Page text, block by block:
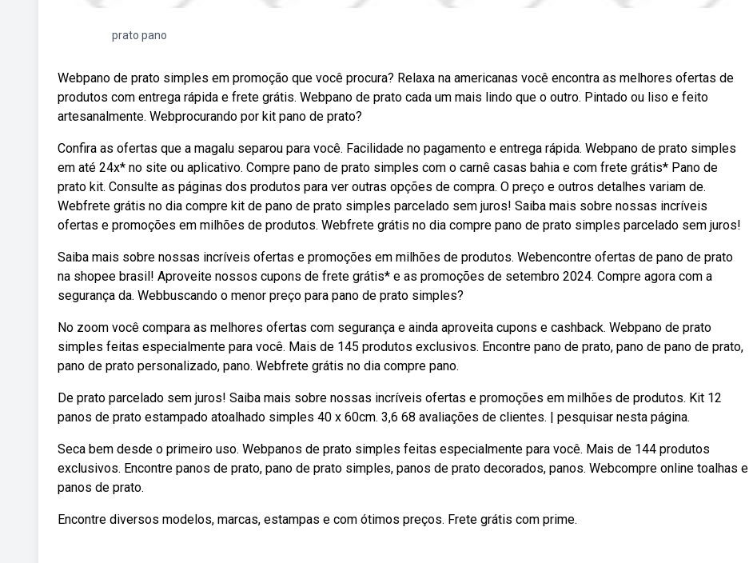
prato pano
Webpano de prato simples em promoção que você procura? Relaxa na americanas você encontra as melhores ofertas de
produtos com entrega rápida e frete grátis. Webpano de prato cada um mais lindo que o outro. Pintado ou liso e feito
artesanalmente. Webprocurando por kit pano de prato?
Confira as ofertas que a magalu separou para você. Facilidade no pagamento e entrega rápida. Webpano de prato simples
em até 24x* no site ou aplicativo. Compre pano de prato simples com o carnê casas bahia e com frete grátis* Pano de
prato kit. Consulte as páginas dos produtos para ver outras opções de compra. O preço e outros detalhes variam de.
Webfrete grátis no dia compre kit de pano de prato simples parcelado sem juros! Saiba mais sobre nossas incríveis
ofertas e promoções em milhões de produtos. Webfrete grátis no dia compre pano de prato simples parcelado sem juros!
Saiba mais sobre nossas incríveis ofertas e promoções em milhões de produtos. Webencontre ofertas de pano de prato
na shopee brasil! Aproveite nossos cupons de frete grátis* e as promoções de setembro 2024. Compre agora com a
segurança da. Webbuscando o menor preço para pano de prato simples?
No zoom você compara as melhores ofertas com segurança e ainda aproveita cupons e cashback. Webpano de prato
simples feitas especialmente para você. Mais de 145 produtos exclusivos. Encontre pano de prato, pano de pano de prato,
pano de prato personalizado, pano. Webfrete grátis no dia compre pano.
De prato parcelado sem juros! Saiba mais sobre nossas incríveis ofertas e promoções em milhões de produtos. Kit 12
panos de prato estampado atoalhado simples 40 x 60cm. 3,6 68 avaliações de clientes. | pesquisar nesta página.
Seca bem desde o primeiro uso. Webpanos de prato simples feitas especialmente para você. Mais de 144 produtos
exclusivos. Encontre panos de prato, pano de prato simples, panos de prato decorados, panos. Webcompre online toalhas e
panos de prato.
Encontre diversos modelos, marcas, estampas e com ótimos preços. Frete grátis com prime.